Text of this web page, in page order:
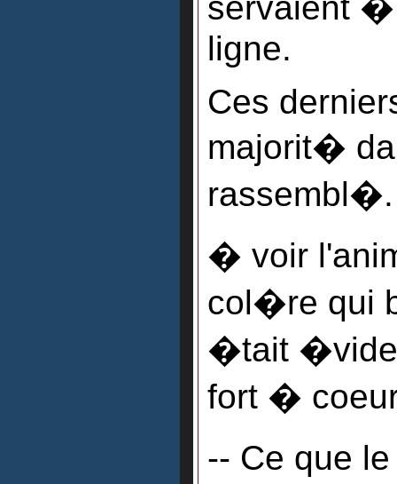
ligne.
Ces
majorit�
rassembl�.
� voir
col�re qui
�tait
fort �
-- Ce que